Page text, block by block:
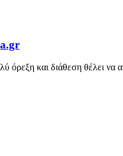
όρεξη και διάθεση θέλει να